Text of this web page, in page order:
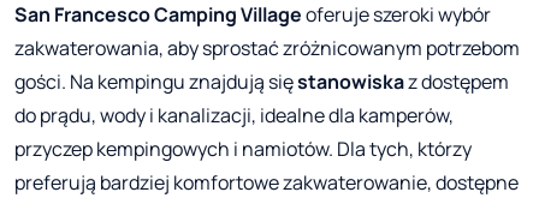
San FrancescoCamping Villageoferuje szeroki wybór
zakwaterowania, aby sprostać zróżnicowanym potrzebom
gości. Na kempingu znajdują sięstanowiskaz dostępem
do prądu, wody i kanalizacji, idealne dla kamperów,
przyczep kempingowych i namiotów. Dla tych, którzy
preferują bardziej komfortowe zakwaterowanie, dostępne